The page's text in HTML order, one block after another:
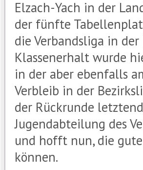
Elzach-Yach in der
der fünfte
die Verbandsliga in
Klassenerhalt wurde
in der aber ebenfalls
Verbleib in der
der Rückrunde
Jugendabteilung des
und hofft nun, die
können.